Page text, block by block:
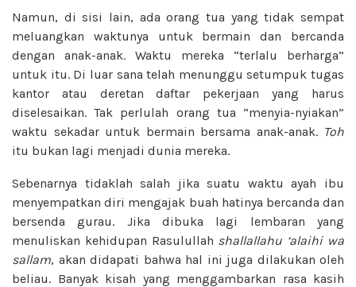
Namun, di sisi lain, ada orang tua yang tidak sempat
meluangkan waktunya untuk bermain dan bercanda
dengan anak-anak. Waktu mereka “terlalu berharga”
untuk itu. Di luar sana telah menunggu setumpuk tugas
kantor atau deretan daftar pekerjaan yang harus
diselesaikan. Tak perlulah orang tua “menyia-nyiakan”
waktu sekadar untuk bermain bersama anak-anak. Toh
itu bukan lagi menjadi dunia mereka.
Sebenarnya tidaklah salah jika suatu waktu ayah ibu
menyempatkan diri mengajak buah hatinya bercanda dan
bersenda gurau. Jika dibuka lagi lembaran yang
menuliskan kehidupan Rasulullah shallallahu ‘alaihi wa
sallam, akan didapati bahwa hal ini juga dilakukan oleh
beliau. Banyak kisah yang menggambarkan rasa kasih